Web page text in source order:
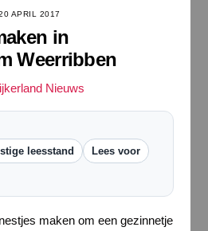
APRIL 2017
in
Weerribben
Nieuws
leesstand Lees voor
maken om een gezinnetje